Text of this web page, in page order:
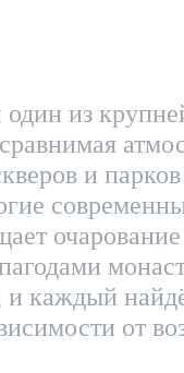
из
и
каждый
от